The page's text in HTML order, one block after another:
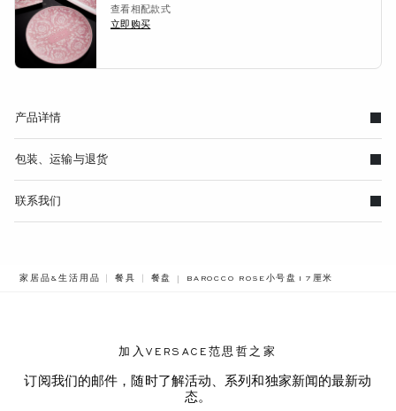
查看相配款式
立即购买
产品详情
包装、运输与退货
联系我们
家居品&生活用品 餐具 餐盘 BREADCRUMB.ADA.LABEL.CURRENT
BAROCCO ROSE小号盘17厘米
加入VERSACE范思哲之家
订阅我们的邮件，随时了解活动、系列和独家新闻的最新动
态。